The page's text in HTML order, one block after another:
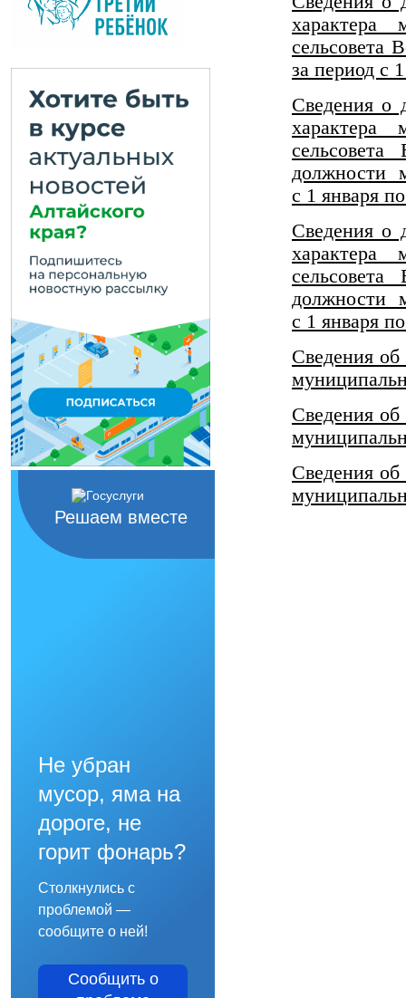
Решаем вместе
Не убран
мусор, яма на
дороге, не
горит фонарь?
Столкнулись с
проблемой —
сообщите о ней!
Сообщить о
характера
сельсовета
за период с
Сведения о
характера
должности
с 1 января
Сведения о
характера
должности
с 1 января
Сведения
Сведения
Сведения